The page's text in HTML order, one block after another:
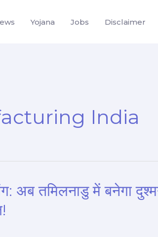
Yojana Jobs Disclaimer
India
अब तमिलनाडु में बनेगा